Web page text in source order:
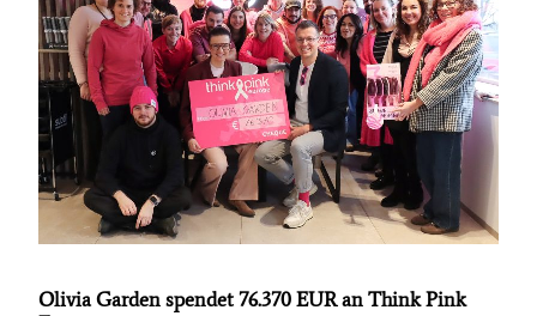
Olivia Garden spendet 76.370 EUR an Think Pink